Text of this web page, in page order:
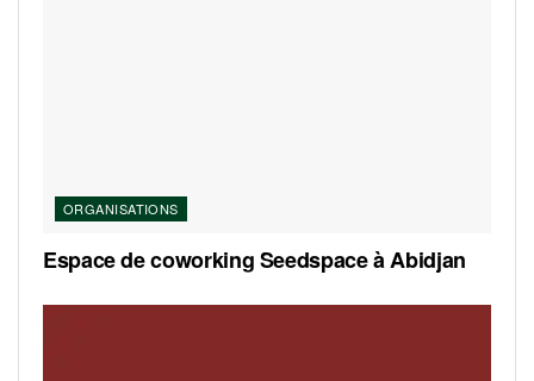
ORGANISATIONS
Espace de coworking Seedspace à Abidjan